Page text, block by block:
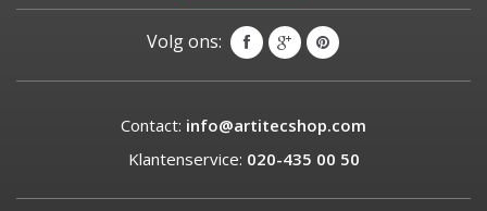
Volg ons:
Contact: info@artitecshop.com
Klantenservice: 020-435 00 50